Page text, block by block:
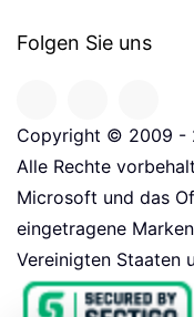
Folgen Sie uns
Copyright © 2009 -
Alle Rechte
Microsoft und das
eingetragene
Vereinigten Staaten